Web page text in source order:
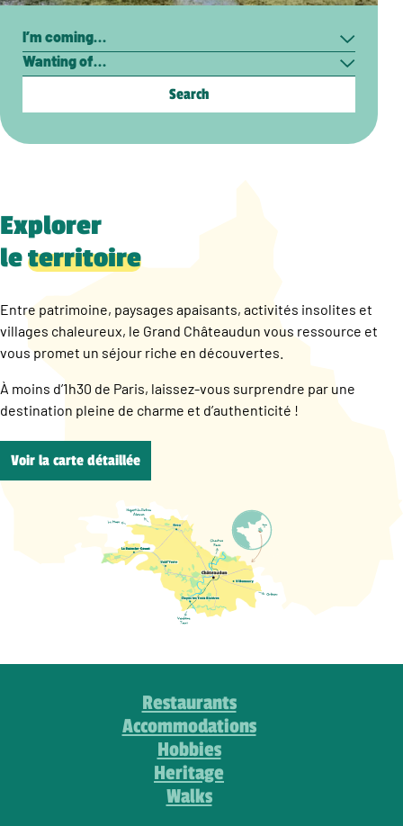
Search
Explorer
leterritoire
Entre patrimoine, paysages apaisants, activités insolites et
villages chaleureux, le Grand Châteaudun vous ressource et
vous promet un séjour riche en découvertes.
À moins d’1h30 de Paris, laissez-vous surprendre par une
destination pleine de charme et d’authenticité !
Voir la carte détaillée
Restaurants
Accommodations
Hobbies
Heritage
Walks